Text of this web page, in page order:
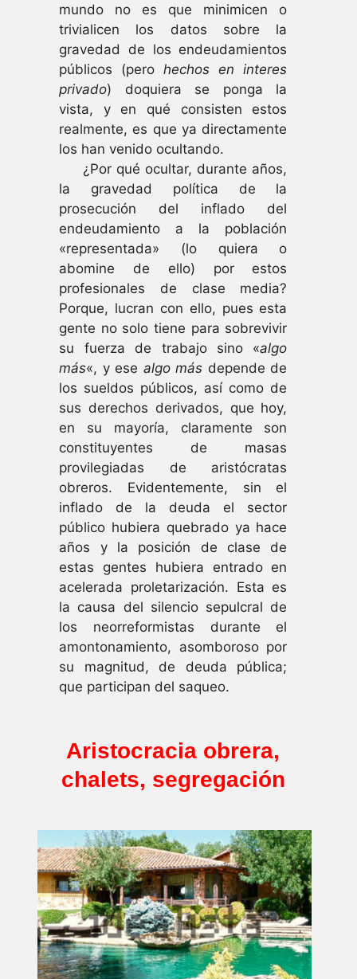
mundo no es que minimicen o
trivialicen los datos sobre la
gravedad de los endeudamientos
públicos (perohechos en interes
privado) doquiera se ponga la
vista, y en qué consisten estos
realmente, es que ya directamente
los han venido ocultando.
¿Por qué ocultar, durante años,
la gravedad política de la
prosecución del inflado del
endeudamiento a la población
«representada» (lo quiera o
abomine de ello) por estos
profesionales de clase media?
Porque, lucran con ello, pues esta
gente no solo tiene para sobrevivir
su fuerza de trabajo sino «algo
más«, y ese algo más depende de
los sueldos públicos, así como de
sus derechos derivados, que hoy,
en su mayoría, claramente son
constituyentes de masas
provilegiadas de aristócratas
obreros. Evidentemente, sin el
inflado de la deuda el sector
público hubiera quebrado ya hace
años y la posición de clase de
estas gentes hubiera entrado en
acelerada proletarización. Esta es
la causa del silencio sepulcral de
los neorreformistas durante el
amontonamiento, asomboroso por
su magnitud, de deuda pública;
que participan del saqueo.
Aristocracia obrera,
chalets, segregación